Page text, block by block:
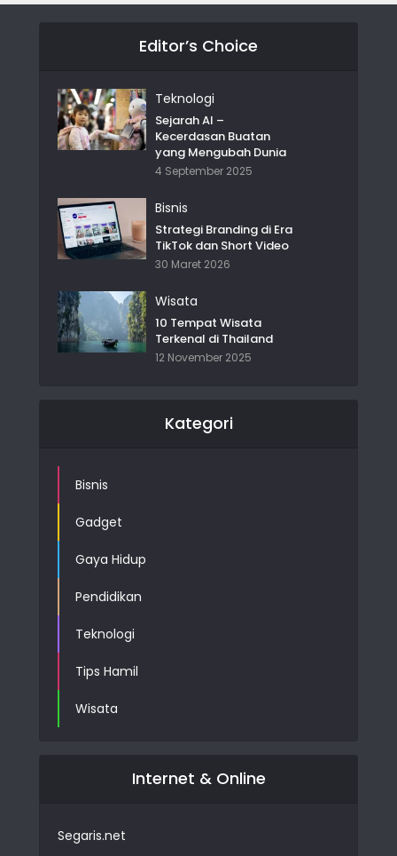
Editor’s Choice
Teknologi
Sejarah AI –
Kecerdasan Buatan
yang Mengubah Dunia
4 September 2025
Bisnis
Strategi Branding di Era
TikTok dan Short Video
30 Maret 2026
Wisata
10 Tempat Wisata
Terkenal di Thailand
12 November 2025
Kategori
Bisnis
Gadget
Gaya Hidup
Pendidikan
Teknologi
Tips Hamil
Wisata
Internet & Online
Segaris.net